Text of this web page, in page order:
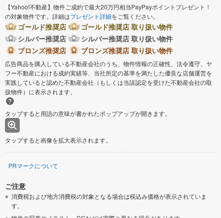
【Yahoo!不動産】物件ご成約で最大20万円相当PayPayポイントプレゼント！
の対象物件です。詳細はプレゼント詳細をご覧ください。
ゴールド推奨店
ゴールド推奨店 取り扱い物件
シルバー推奨店
シルバー推奨店 取り扱い物件
ブロンズ推奨店
ブロンズ推奨店 取り扱い物件
広告商品を購入している不動産会社のうち、物件情報の正確性、法令遵守、ヤ
フー不動産における成約実績等、当社所定の基準を満たした優良な店舗運営を
実践していると認めた不動産会社（もしくは当該認定を受けた不動産会社の取
扱物件）に表示されます。
タップすると用語の意味が書かれたポップアップが開きます。
タップすると画像を拡大表示されます。
PRマークについて
ご注意
消費税および地方消費税の対象となる場合は税込み価格が表示されていま
す。